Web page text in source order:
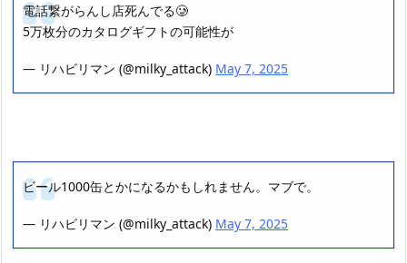
電話繋がらんし店死んでる🥲
5万枚分のカタログギフトの可能性が
— リハビリマン (@milky_attack) May 7, 2025
ビール1000缶とかになるかもしれません。マブで。
— リハビリマン (@milky_attack) May 7, 2025